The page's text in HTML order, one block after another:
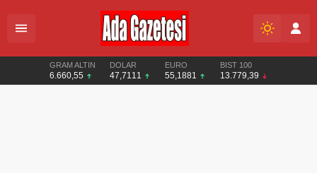
GRAM ALTIN
6.660,55
DOLAR
47,7111
EURO
55,1881
BIST 100
13.779,39